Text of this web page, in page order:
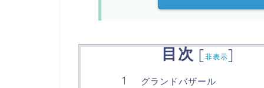
目次 [非表示]
グランドバザール